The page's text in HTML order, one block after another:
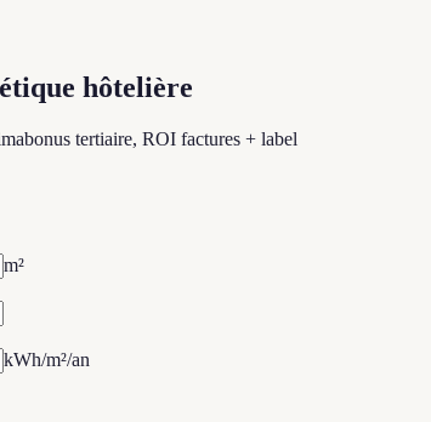
hôtelière
tertiaire, ROI factures + label
m²
kWh/m²/an